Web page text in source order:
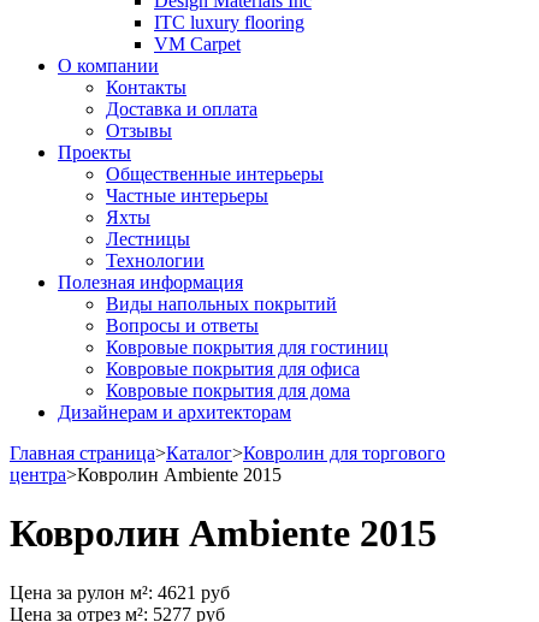
ITC luxury flooring
VM Carpet
О компании
Контакты
Доставка и оплата
Отзывы
Проекты
Общественные интерьеры
Частные интерьеры
Яхты
Лестницы
Технологии
Полезная информация
Виды напольных покрытий
Вопросы и ответы
Ковровые покрытия для гостиниц
Ковровые покрытия для офиса
Ковровые покрытия для дома
Дизайнерам и архитекторам
Главная страница>Каталог>Ковролин для торгового
центра>Ковролин Ambiente 2015
Ковролин Ambiente 2015
Цена за рулон м²: 4621 руб
Цена за отрез м²: 5277 руб